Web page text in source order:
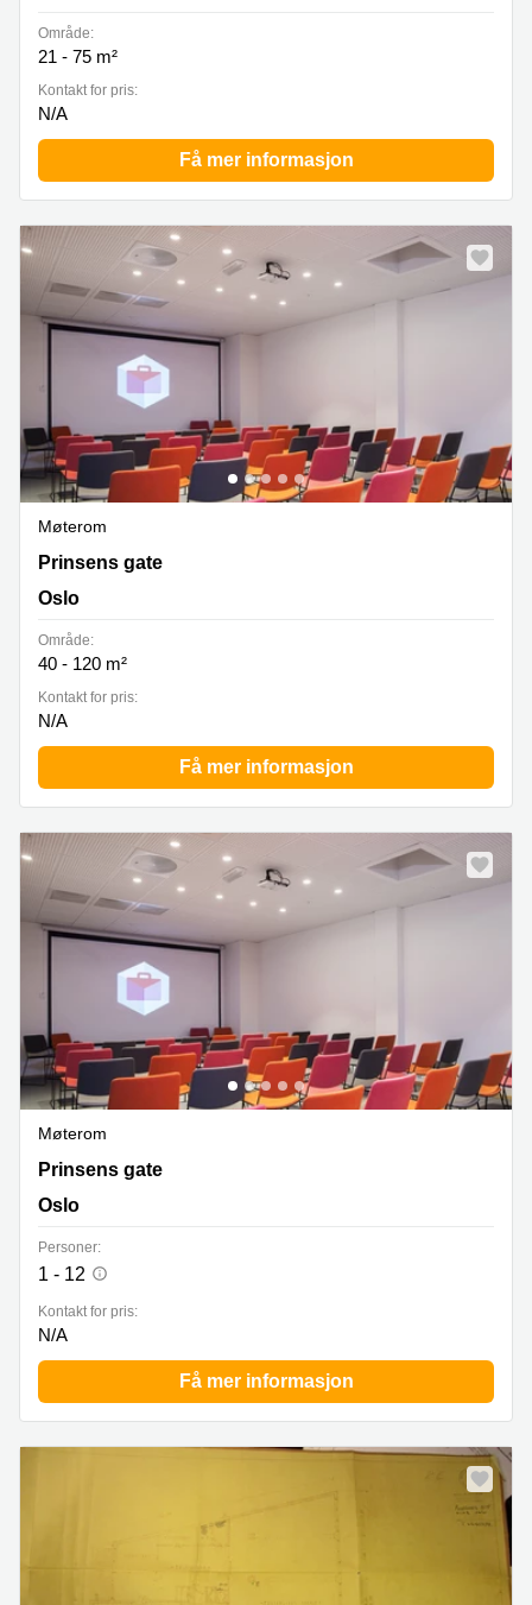
Område:
21 - 75 m²
Kontakt for pris:
N/A
Få mer informasjon
Møterom
Prinsens gate 6, Oslo
Prinsens gate
Oslo
Område:
40 - 120 m²
Kontakt for pris:
N/A
Få mer informasjon
Møterom
Prinsens gate, 6, Oslo
Prinsens gate
Oslo
Personer:
1 - 12
Kontakt for pris:
N/A
Få mer informasjon